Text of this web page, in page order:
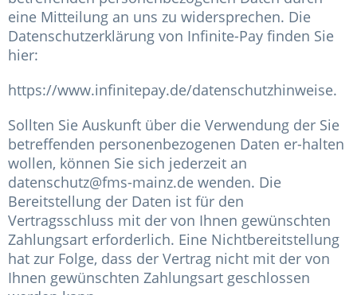
eine Mitteilung an uns zu widersprechen. Die
Datenschutzerklärung von Infinite-Pay finden Sie
hier:
https://www.infinitepay.de/datenschutzhinweise.
Sollten Sie Auskunft über die Verwendung der Sie
betreffenden personenbezogenen Daten er-halten
wollen, können Sie sich jederzeit an
datenschutz@fms-mainz.de wenden. Die
Bereitstellung der Daten ist für den
Vertragsschluss mit der von Ihnen gewünschten
Zahlungsart erforderlich. Eine Nichtbereitstellung
hat zur Folge, dass der Vertrag nicht mit der von
Ihnen gewünschten Zahlungsart geschlossen